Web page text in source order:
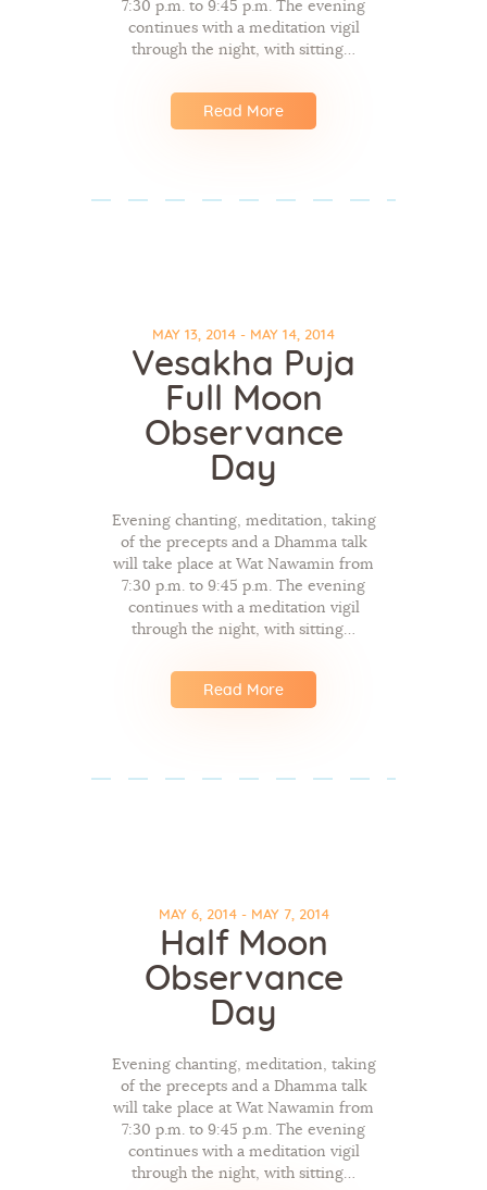
7:30 p.m. to 9:45 p.m. The evening
continues with a meditation vigil
through the night, with sitting…
Read More
MAY 13, 2014 - MAY 14, 2014
Vesakha Puja
Full Moon
Observance
Day
Evening chanting, meditation, taking
of the precepts and a Dhamma talk
will take place at Wat Nawamin from
7:30 p.m. to 9:45 p.m. The evening
continues with a meditation vigil
through the night, with sitting…
Read More
MAY 6, 2014 - MAY 7, 2014
Half Moon
Observance
Day
Evening chanting, meditation, taking
of the precepts and a Dhamma talk
will take place at Wat Nawamin from
7:30 p.m. to 9:45 p.m. The evening
continues with a meditation vigil
through the night, with sitting…